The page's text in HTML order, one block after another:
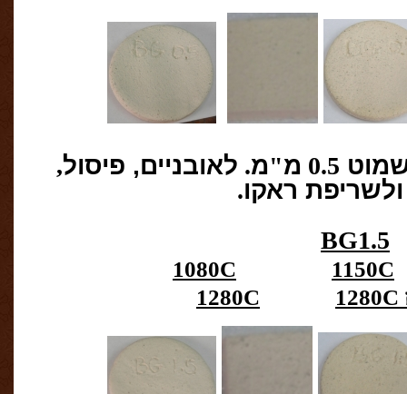
0.5 מ"מ. לאובניים, פיסול,
ולשריפת ראקו.
BG1.5
1080C
1150C
1280C
1280C